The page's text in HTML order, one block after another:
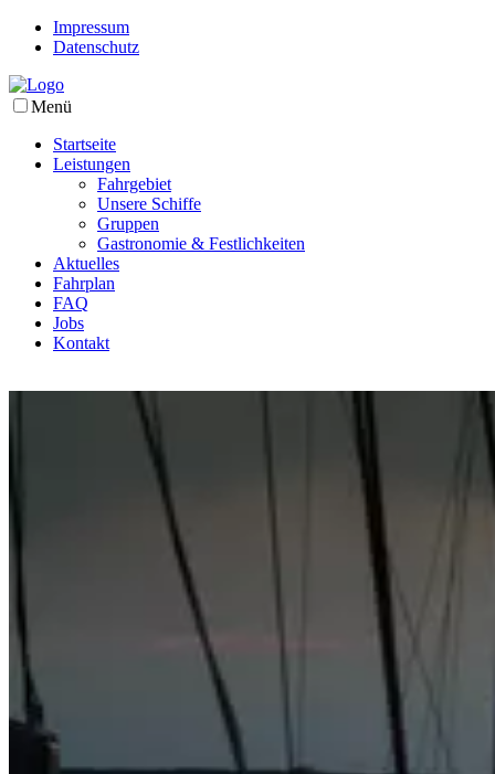
Impressum
Datenschutz
Menü
Startseite
Leistungen
Fahrgebiet
Unsere Schiffe
Gruppen
Gastronomie & Festlichkeiten
Aktuelles
Fahrplan
FAQ
Jobs
Kontakt